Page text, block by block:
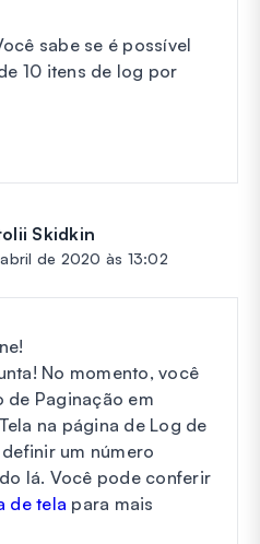
sabe se é possível
10 itens de log por
Skidkin
de 2020 às 13:02
No momento, você
de Paginação em
na página de Log de
um número
lá. Você pode conferir
de tela para mais